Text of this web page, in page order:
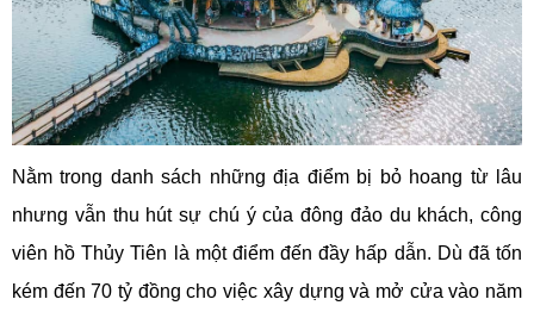
Nằm trong danh sách những địa điểm bị bỏ hoang từ lâu
nhưng vẫn thu hút sự chú ý của đông đảo du khách, công
viên hồ Thủy Tiên là một điểm đến đầy hấp dẫn. Dù đã tốn
kém đến 70 tỷ đồng cho việc xây dựng và mở cửa vào năm